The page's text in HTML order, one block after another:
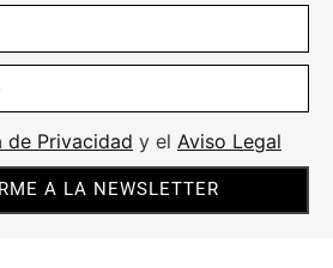
de Privacidad y el Aviso Legal
A LA NEWSLETTER